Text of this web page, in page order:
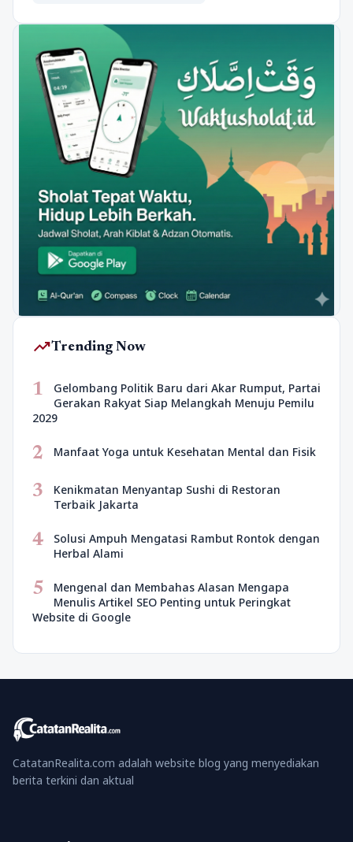
trending_upTrending Now
1
Gelombang Politik Baru dari Akar Rumput, Partai
Gerakan Rakyat Siap Melangkah Menuju Pemilu
2029
2 Manfaat Yoga untuk Kesehatan Mental dan Fisik
3
Kenikmatan Menyantap Sushi di Restoran
Terbaik Jakarta
4
Solusi Ampuh Mengatasi Rambut Rontok dengan
Herbal Alami
5
Mengenal dan Membahas Alasan Mengapa
Menulis Artikel SEO Penting untuk Peringkat
Website di Google
CatatanRealita.com adalah website blog yang menyediakan
berita terkini dan aktual